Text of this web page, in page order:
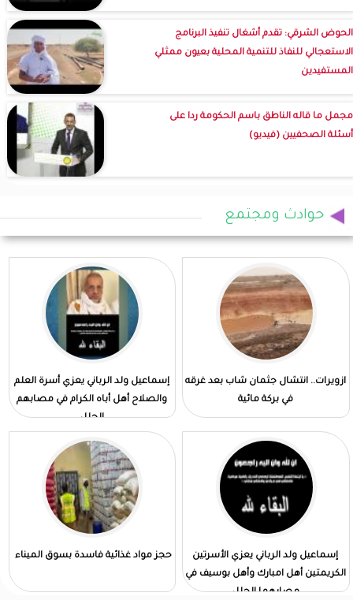
الحوض الشرقي: تقدم أشغال تنفيذ البرنامج
الاستعجالي للنفاذ للتنمية المحلية بعيون ممثلي
المستفيدين
مجمل ما قاله الناطق باسم الحكومة ردا على
أسئلة الصحفيين (فيديو)
حوادث ومجتمع
ازويرات.. انتشال جثمان شاب بعد غرقه
في بركة مائية
إسماعيل ولد الرباني يعزي أسرة العلم
والصلاح أهل أباه الكرام في مصابهم
الجلل
إسماعيل ولد الرباني يعزي الأسرتين
الكريمتين أهل امبارك وأهل بوسيف في
مصابهما الجلل
حجز مواد غذائية فاسدة بسوق الميناء